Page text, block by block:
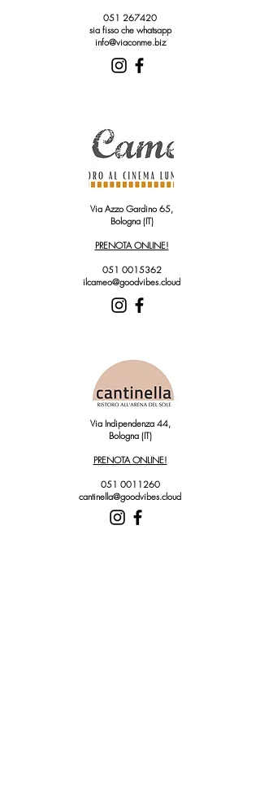
051 267420
sia fisso che whatsapp
info@viaconme.biz
Via Azzo Gardino 65,
Bologna (IT)
PRENOTA ONLINE!
051 0015362
ilcameo@goodvibes.cloud
Via Indipendenza 44,
Bologna (IT)
PRENOTA ONLINE!
051 0011260
cantinella@goodvibes.cloud